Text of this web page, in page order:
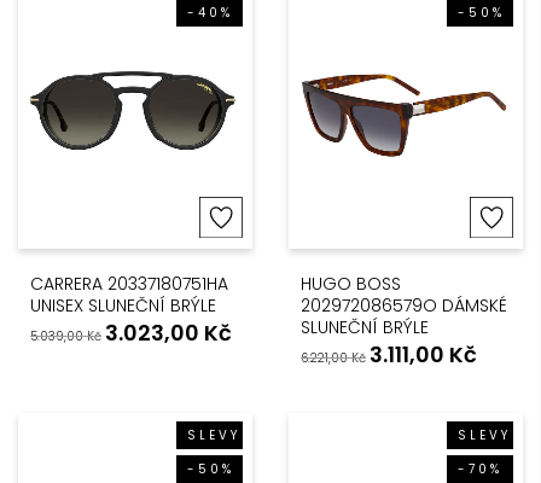
-40%
CARRERA 20337180751HA
UNISEX SLUNEČNÍ BRÝLE
5.039,00Kč 3.023,00 Kč
-50%
HUGO BOSS
202972086579O DÁMSKÉ
SLUNEČNÍ BRÝLE
6.221,00Kč 3.111,00 Kč
SLEVY
-50%
SLEVY
-70%